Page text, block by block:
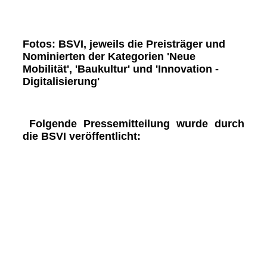
Fotos: BSVI, jeweils die Preisträger und
Nominierten der Kategorien 'Neue
Mobilität', 'Baukultur' und 'Innovation -
Digitalisierung'
Folgende Pressemitteilung wurde durch
die BSVI veröffentlicht: